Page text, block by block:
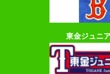
東金ジュニ